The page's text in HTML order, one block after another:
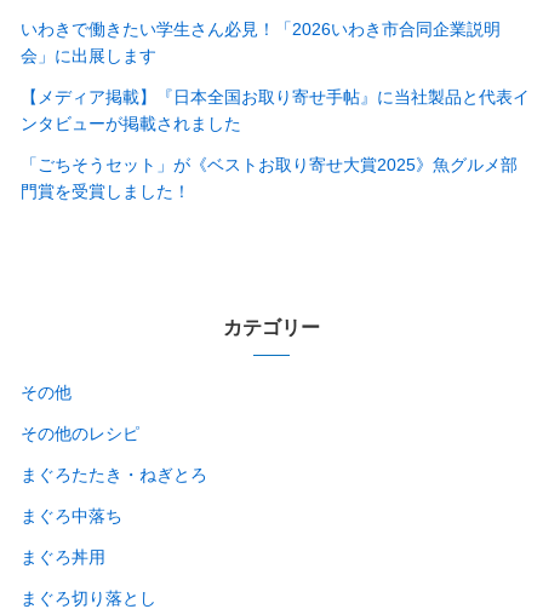
いわきで働きたい学生さん必見！「2026いわき市合同企業説明
会」に出展します
【メディア掲載】『日本全国お取り寄せ手帖』に当社製品と代表イ
ンタビューが掲載されました
「ごちそうセット」が《ベストお取り寄せ大賞2025》魚グルメ部
門賞を受賞しました！
カテゴリー
その他
その他のレシピ
まぐろたたき・ねぎとろ
まぐろ中落ち
まぐろ丼用
まぐろ切り落とし